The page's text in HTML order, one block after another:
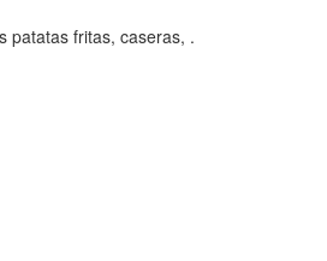
patatas fritas, caseras, .